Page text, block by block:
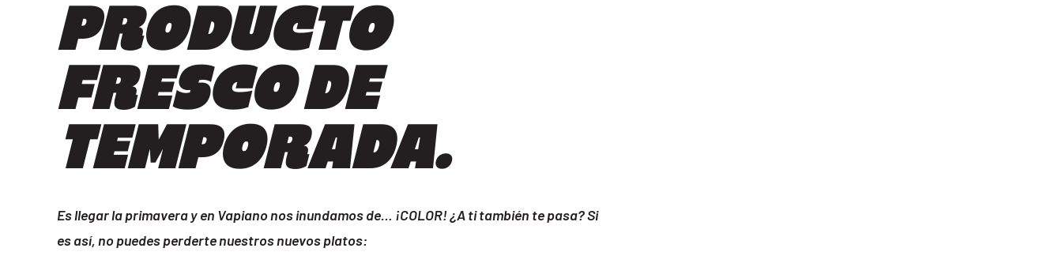
PRODUCTO
FRESCO DE
TEMPORADA.
Es llegar la primavera y en Vapiano nos inundamos de… ¡COLOR! ¿A ti también te pasa? Si
es así, no puedes perderte nuestros nuevos platos: